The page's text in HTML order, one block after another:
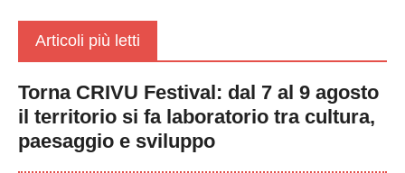
Articoli più letti
Torna CRIVU Festival: dal 7 al 9 agosto
il territorio si fa laboratorio tra cultura,
paesaggio e sviluppo